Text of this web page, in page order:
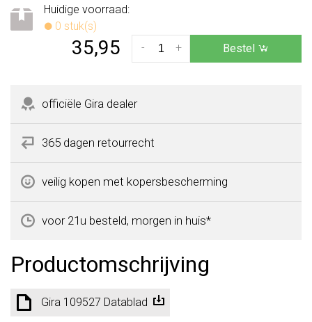
Huidige voorraad:
0 stuk(s)
35,95 +
- Bestel
officiële Gira dealer
365 dagen retourrecht
veilig kopen met kopersbescherming
voor 21u besteld, morgen in huis*
Productomschrijving
Gira 109527 Datablad